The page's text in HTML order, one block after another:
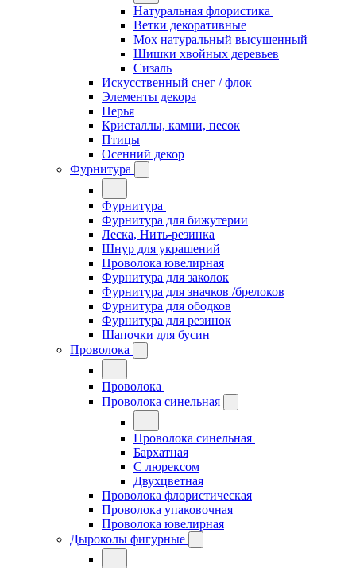
Натуральная флористика
Ветки декоративные
Мох натуральный высушенный
Шишки хвойных деревьев
Сизаль
Искусственный снег / флок
Элементы декора
Перья
Кристаллы, камни, песок
Птицы
Осенний декор
Фурнитура
Фурнитура
Фурнитура для бижутерии
Леска, Нить-резинка
Шнур для украшений
Проволока ювелирная
Фурнитура для заколок
Фурнитура для значков /брелоков
Фурнитура для ободков
Фурнитура для резинок
Шапочки для бусин
Проволока
Проволока
Проволока синельная
Проволока синельная
Бархатная
С люрексом
Двухцветная
Проволока флористическая
Проволока упаковочная
Проволока ювелирная
Дыроколы фигурные